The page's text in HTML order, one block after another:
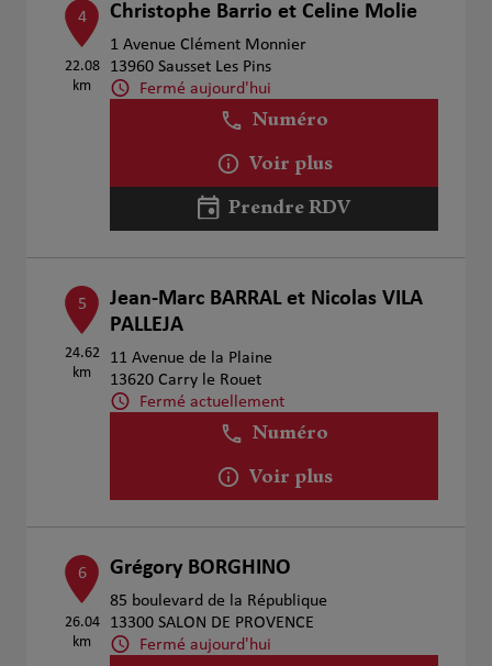
4
22.08
km
Christophe Barrio et Celine Molie
1 Avenue Clément Monnier
13960 Sausset Les Pins
Fermé aujourd'hui
Numéro
Voir plus
Prendre RDV
5
24.62
km
Jean-Marc BARRAL et Nicolas VILA
PALLEJA
11 Avenue de la Plaine
13620 Carry le Rouet
Fermé actuellement
Numéro
Voir plus
6
26.04
km
Grégory BORGHINO
85 boulevard de la République
13300 SALON DE PROVENCE
Fermé aujourd'hui